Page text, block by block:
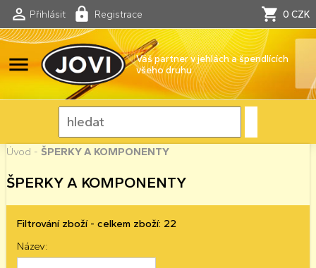
Přihlásit Registrace 0 CZK
menu
Váš partner v jehlách a špendlících
všeho druhu
Úvod - ŠPERKY A KOMPONENTY
ŠPERKY A KOMPONENTY
Filtrování zboží - celkem zboží: 22
Název: